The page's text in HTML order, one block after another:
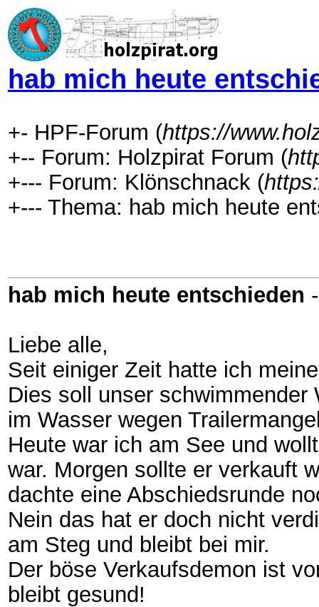
hab mich heute
+- HPF-Forum (https://
+-- Forum: Holzpirat Forum (
+--- Forum: Klönschnack (
+--- Thema: hab mich heute
hab mich heute entschieden
Liebe alle,
Seit einiger Zeit hatte ich
Dies soll unser
im Wasser wegen
Heute war ich am See und
war. Morgen sollte er verkauft
dachte eine Abschiedsrunde
Nein das hat er doch nicht
am Steg und bleibt bei mir.
Der böse Verkaufsdemon ist
bleibt gesund!